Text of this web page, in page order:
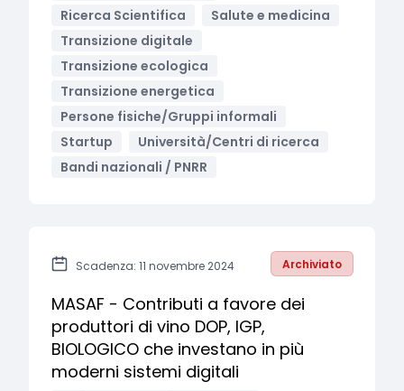
Ricerca Scientifica
Salute e medicina
Transizione digitale
Transizione ecologica
Transizione energetica
Persone fisiche/Gruppi informali
Startup
Università/Centri di ricerca
Bandi nazionali / PNRR
Scadenza: 11 novembre 2024 Archiviato
MASAF - Contributi a favore dei
produttori di vino DOP, IGP,
BIOLOGICO che investano in più
moderni sistemi digitali